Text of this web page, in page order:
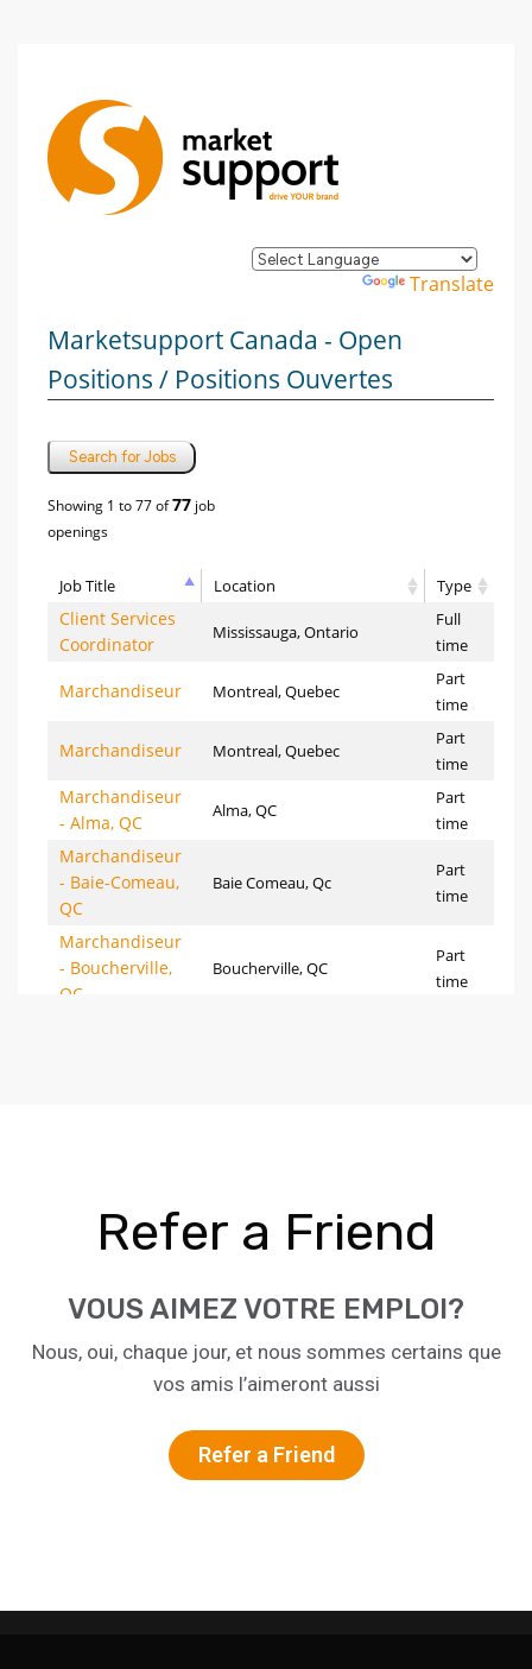
Refer a Friend
VOUS AIMEZ VOTRE EMPLOI?
Nous, oui, chaque jour, et nous sommes certains que
vos amis l’aimeront aussi
Refer a Friend